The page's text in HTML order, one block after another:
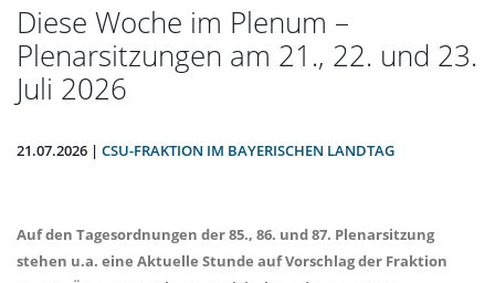
Diese Woche im Plenum –
Plenarsitzungen am 21., 22. und 23.
Juli 2026
21.07.2026 | CSU-FRAKTION IM BAYERISCHEN LANDTAG
Auf den Tagesordnungen der 85., 86. und 87. Plenarsitzung
stehen u.a. eine Aktuelle Stunde auf Vorschlag der Fraktion